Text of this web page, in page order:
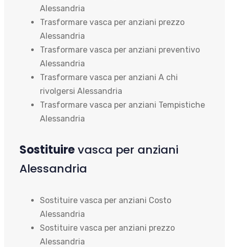
Alessandria
Trasformare vasca per anziani prezzo
Alessandria
Trasformare vasca per anziani preventivo
Alessandria
Trasformare vasca per anziani A chi
rivolgersi Alessandria
Trasformare vasca per anziani Tempistiche
Alessandria
Sostituirevasca per anziani
Alessandria
Sostituire vasca per anziani Costo
Alessandria
Sostituire vasca per anziani prezzo
Alessandria